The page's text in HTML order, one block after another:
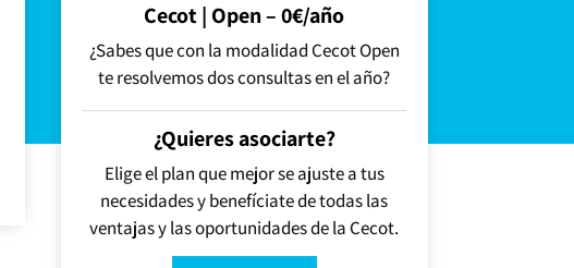
Cecot | Open – 0€/año
¿Sabes que con la modalidad Cecot Open
te resolvemos dos consultas en el año?
¿Quieres asociarte?
Elige el plan que mejor se ajuste a tus
necesidades y benefíciate de todas las
ventajas y las oportunidades de la Cecot.